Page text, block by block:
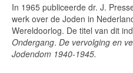
In 1965 publiceerde dr. J.
werk over de Joden in
Wereldoorlog. De titel van dit
Ondergang. De vervolging en
Jodendom 1940-1945.